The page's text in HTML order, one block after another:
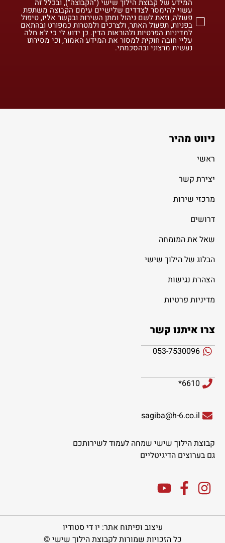
המידע של קבוצת הילוך שישי ("הקבוצה"), ובכלל זה
עשוי להימסר לצדדים שלישיים עימם הקבוצה משתפת
פעולה, וזאת לשם ניהול ומתן השירות ובקשר אליו, טיפול
בפניות, תפעול האתר, ולצרכים ולמטרות כמפורט ובהתאם
למדיניות הפרטיות ולהוראות הדין. כן ידוע לי כי לא חלה
עליי חובה חוקית למסור את המידע האמור, וכי מסירתו
נעשית מרצוני ובהסכמתי.
ניווט מהיר
ראשי
יצירת קשר
מרכזי שירות
דרושים
שאל את המומחה
הבלוג של הילוך שישי
הצהרת נגישות
מדיניות פרטיות
צרו איתנו קשר
053-7530096
6610*
sagiba@h-6.co.il
קבוצת הילוך שישי שמחה לעמוד לשירותכם
גם בערוצים הדיגיטליים
עיצוב ופיתוח אתר: יו די סטודיו
כל הזכויות שמורות לקבוצת הילוך שישי ©